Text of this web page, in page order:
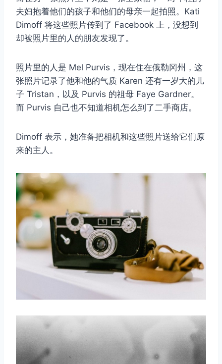
夫妇抱着他们的孩子和他们的母亲一起拍照。Kati
Dimoff 将这些照片传到了 Facebook 上，没想到
却被照片里的人的朋友发现了。
照片里的人是 Mel Purvis，现在住在俄勒冈州，这
张照片记录了他和他的气质 Karen 还有一岁大的儿
子 Tristan，以及 Purvis 的祖母 Faye Gardner。
而 Purvis 自己也不知道相机怎么到了二手商店。
Dimoff 表示，她准备把相机和这些照片送给它们原
来的主人。